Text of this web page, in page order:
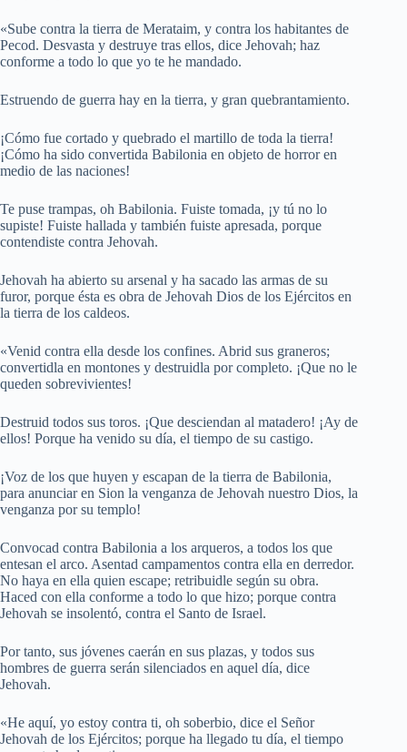
«Sube contra la tierra de Merataim, y contra los habitantes de
Pecod. Desvasta y destruye tras ellos, dice Jehovah; haz
conforme a todo lo que yo te he mandado.
Estruendo de guerra hay en la tierra, y gran quebrantamiento.
¡Cómo fue cortado y quebrado el martillo de toda la tierra!
¡Cómo ha sido convertida Babilonia en objeto de horror en
medio de las naciones!
Te puse trampas, oh Babilonia. Fuiste tomada, ¡y tú no lo
supiste! Fuiste hallada y también fuiste apresada, porque
contendiste contra Jehovah.
Jehovah ha abierto su arsenal y ha sacado las armas de su
furor, porque ésta es obra de Jehovah Dios de los Ejércitos en
la tierra de los caldeos.
«Venid contra ella desde los confines. Abrid sus graneros;
convertidla en montones y destruidla por completo. ¡Que no le
queden sobrevivientes!
Destruid todos sus toros. ¡Que desciendan al matadero! ¡Ay de
ellos! Porque ha venido su día, el tiempo de su castigo.
¡Voz de los que huyen y escapan de la tierra de Babilonia,
para anunciar en Sion la venganza de Jehovah nuestro Dios, la
venganza por su templo!
Convocad contra Babilonia a los arqueros, a todos los que
entesan el arco. Asentad campamentos contra ella en derredor.
No haya en ella quien escape; retribuidle según su obra.
Haced con ella conforme a todo lo que hizo; porque contra
Jehovah se insolentó, contra el Santo de Israel.
Por tanto, sus jóvenes caerán en sus plazas, y todos sus
hombres de guerra serán silenciados en aquel día, dice
Jehovah.
«He aquí, yo estoy contra ti, oh soberbio, dice el Señor
Jehovah de los Ejércitos; porque ha llegado tu día, el tiempo